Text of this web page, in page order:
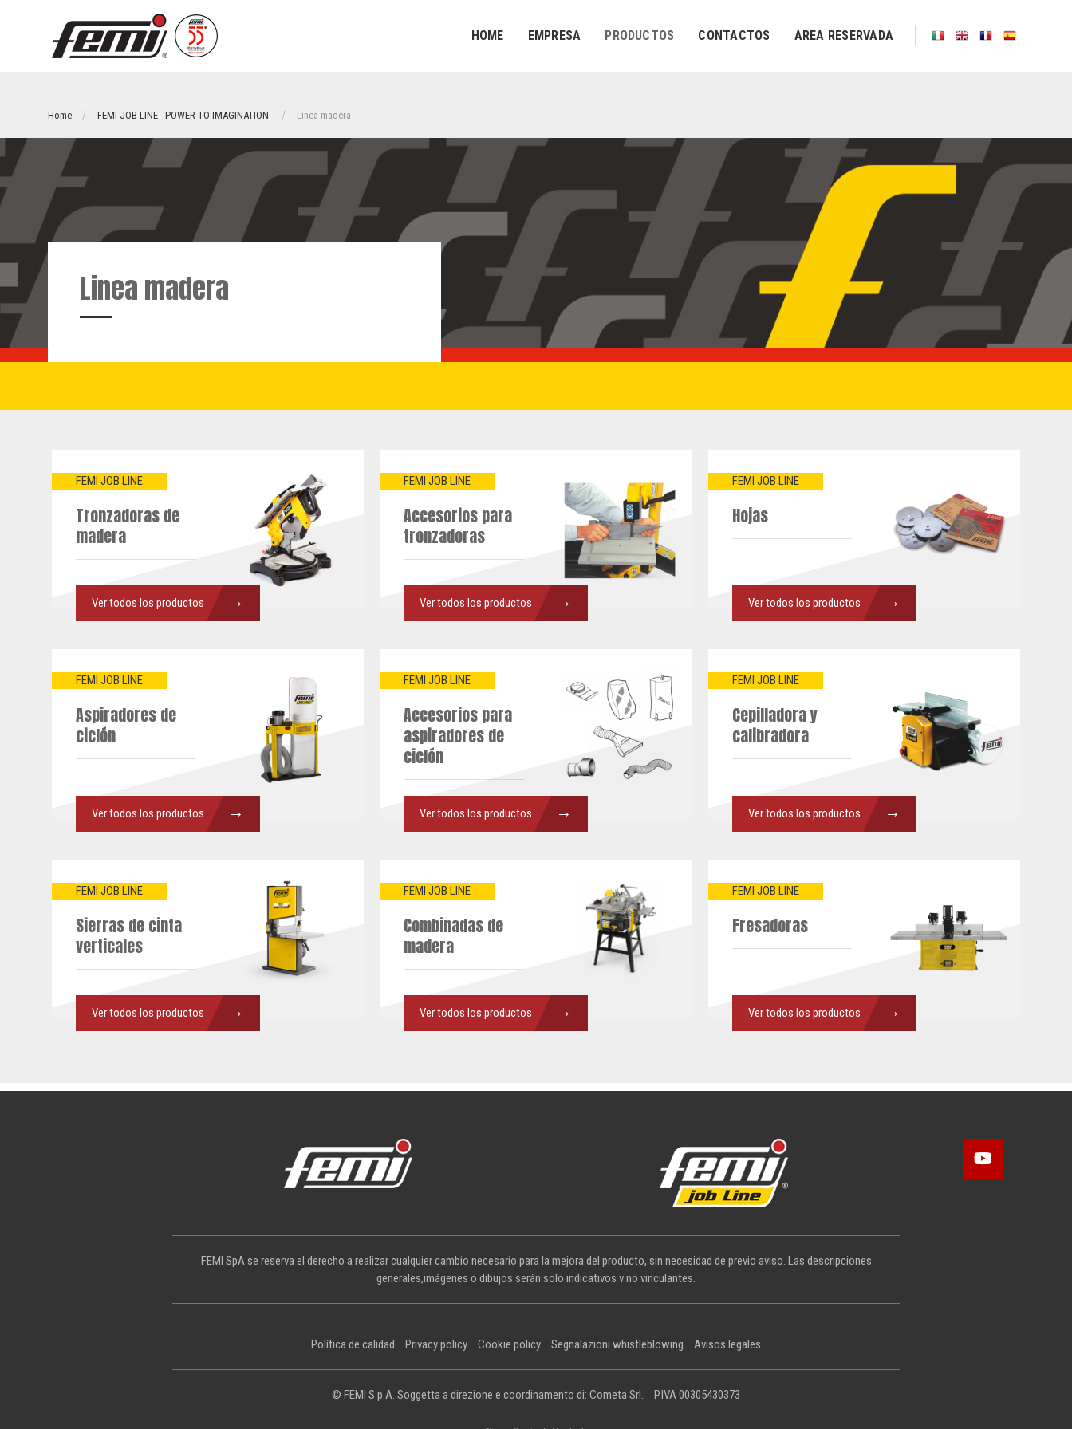
HOME EMPRESA PRODUCTOS CONTACTOS AREA RESERVADA
Home FEMI JOB LINE - POWER TO IMAGINATION Linea madera
Linea madera
FEMI JOB LINE
Tronzadoras de
madera
Ver todos los productos →
FEMI JOB LINE
Accesorios para
tronzadoras
Ver todos los productos →
FEMI JOB LINE
Hojas
Ver todos los productos →
FEMI JOB LINE
Aspiradores de
ciclón
Ver todos los productos →
FEMI JOB LINE
Accesorios para
aspiradores de
ciclón
Ver todos los productos →
FEMI JOB LINE
Cepilladora y
calibradora
Ver todos los productos →
FEMI JOB LINE
Sierras de cinta
verticales
Ver todos los productos →
FEMI JOB LINE
Combinadas de
madera
Ver todos los productos →
FEMI JOB LINE
Fresadoras
Ver todos los productos →
FEMI SpA se reserva el derecho a realizar cualquier cambio necesario para la mejora del producto, sin necesidad de previo aviso. Las descripciones
generales,imágenes o dibujos serán solo indicativos v no vinculantes.
Política de calidad Privacy policy Cookie policy Segnalazioni whistleblowing Avisos legales
© FEMI S.p.A. Soggetta a direzione e coordinamento di: Cometa Srl. P.IVA 00305430373